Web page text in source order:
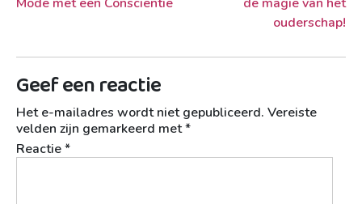
ouderschap!
Geef een reactie
Het e-mailadres wordt niet gepubliceerd. Vereiste
velden zijn gemarkeerd met*
Reactie*